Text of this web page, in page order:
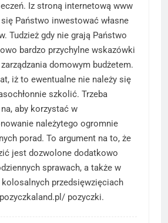
Iz stroną internetową www
Państwo inwestować własne
Tudzież gdy nie grają Państwo
bardzo przychylne wskazówki
domowym budżetem.
iż to ewentualne nie należy się
szkolić. Trzeba
aby korzystać w
należytego ogromnie
porad. To argument na to, że
jest dozwolone dodatkowo
sprawach, a także w
kolosalnych przedsięwzięciach
pozyczki.